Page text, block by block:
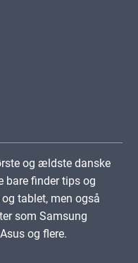
og ældste danske
bare finder tips og
tablet, men også
som Samsung
og flere.